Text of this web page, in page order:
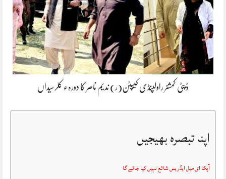
ڈپٹی کمشنر راولپنڈی کیپٹن(ر) ندیم ناصر کا دورہء کلرسیداں
اپنا تبصرہ بھیجیں
آپکا ای میل ایڈریس شائع نہیں کیا جائے گا